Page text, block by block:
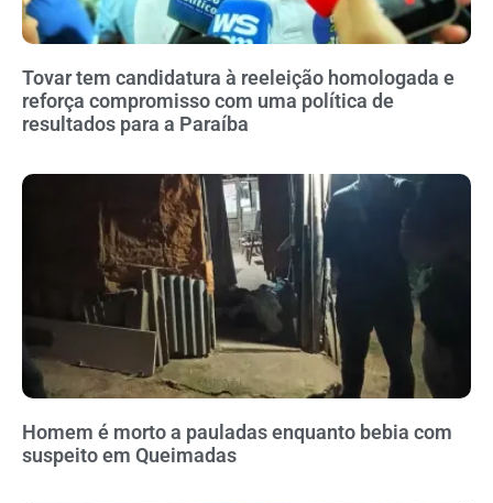
Tovar tem candidatura à reeleição homologada e
reforça compromisso com uma política de
resultados para a Paraíba
Homem é morto a pauladas enquanto bebia com
suspeito em Queimadas